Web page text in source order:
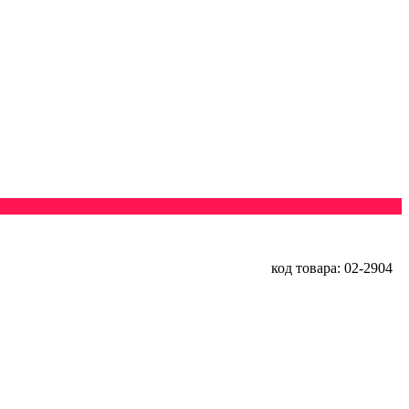
код товара: 02-2904